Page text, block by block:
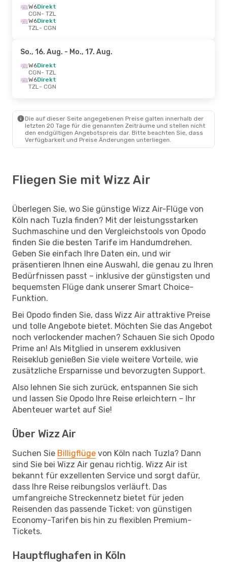
W6Direkt
CGN- TZL
W6Direkt
TZL- CGN
So., 16. Aug. - Mo., 17. Aug.
W6Direkt
CGN- TZL
W6Direkt
TZL- CGN
Die auf dieser Seite angegebenen Preise galten innerhalb der
letzten 20 Tage für die genannten Zeiträume und stellen nicht
den endgültigen Angebotspreis dar. Bitte beachten Sie, dass
Verfügbarkeit und Preise Änderungen unterliegen.
Fliegen Sie mit Wizz Air
Überlegen Sie, wo Sie günstige Wizz Air-Flüge von
Köln nach Tuzla finden? Mit der leistungsstarken
Suchmaschine und den Vergleichstools von Opodo
finden Sie die besten Tarife im Handumdrehen.
Geben Sie einfach Ihre Daten ein, und wir
präsentieren Ihnen eine Auswahl, die genau zu Ihren
Bedürfnissen passt – inklusive der günstigsten und
bequemsten Flüge dank unserer Smart Choice-
Funktion.
Bei Opodo finden Sie, dass Wizz Air attraktive Preise
und tolle Angebote bietet. Möchten Sie das Angebot
noch verlockender machen? Schauen Sie sich Opodo
Prime an! Als Mitglied in unserem exklusiven
Reiseklub genießen Sie viele weitere Vorteile, wie
zusätzliche Ersparnisse und bevorzugten Support.
Also lehnen Sie sich zurück, entspannen Sie sich
und lassen Sie Opodo Ihre Reise erleichtern – Ihr
Abenteuer wartet auf Sie!
Über Wizz Air
Suchen Sie Billigflüge von Köln nach Tuzla? Dann
sind Sie bei Wizz Air genau richtig. Wizz Air ist
bekannt für exzellenten Service und sorgt dafür,
dass Ihre Reise reibungslos verläuft. Das
umfangreiche Streckennetz bietet für jeden
Reisenden das passende Ticket: von günstigen
Economy-Tarifen bis hin zu flexiblen Premium-
Tickets.
Hauptflughafen in Köln